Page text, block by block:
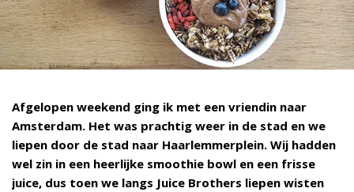
Afgelopen weekend ging ik met een vriendin naar
Amsterdam. Het was prachtig weer in de stad en we
liepen door de stad naar Haarlemmerplein. Wij hadden
wel zin in een heerlijke smoothie bowl en een frisse
juice, dus toen we langs Juice Brothers liepen wisten